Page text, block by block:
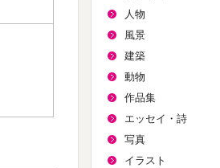
人物
風景
建築
動物
作品集
エッセイ・詩
写真
イラスト